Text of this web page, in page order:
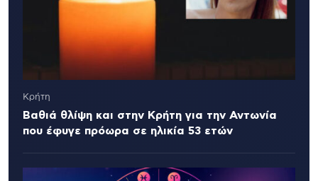
Κρήτη
Βαθιά θλίψη και στην Κρήτη για την Αντωνία
που έφυγε πρόωρα σε ηλικία 53 ετών